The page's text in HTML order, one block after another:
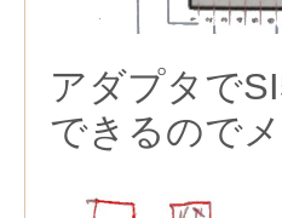
アダプタで
できるので